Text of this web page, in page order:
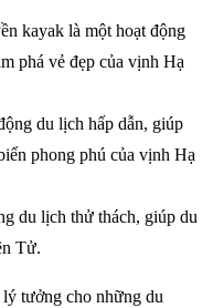
kayak là một hoạt động
phá vẻ đẹp của vịnh Hạ
du lịch hấp dẫn, giúp
phong phú của vịnh Hạ
du lịch thử thách, giúp du
Tử.
tưởng cho những du